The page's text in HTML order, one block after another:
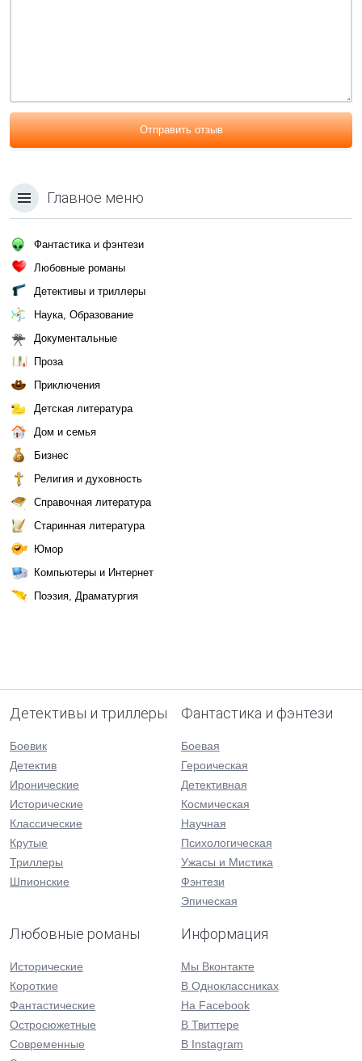
Отправить отзыв
Главное меню
Фантастика и фэнтези
Любовные романы
Детективы и триллеры
Наука, Образование
Документальные
Проза
Приключения
Детская литература
Дом и семья
Бизнес
Религия и духовность
Справочная литература
Старинная литература
Юмор
Компьютеры и Интернет
Поэзия, Драматургия
Детективы и триллеры
Боевик
Детектив
Иронические
Исторические
Классические
Крутые
Триллеры
Шпионские
Фантастика и фэнтези
Боевая
Героическая
Детективная
Космическая
Научная
Психологическая
Ужасы и Мистика
Фэнтези
Эпическая
Любовные романы
Исторические
Короткие
Фантастические
Остросюжетные
Современные
Информация
Мы Вконтакте
В Одноклассниках
На Facebook
В Твиттере
В Instagram